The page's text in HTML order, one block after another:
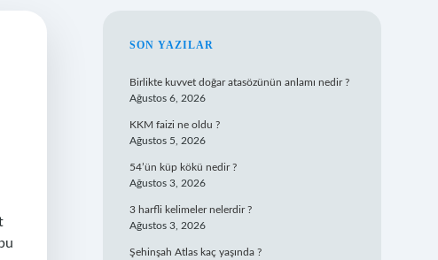
SIDEBAR
SON YAZILAR
Birlikte kuvvet doğar atasözünün anlamı nedir ?
Ağustos 6, 2026
KKM faizi ne oldu ?
Ağustos 5, 2026
54’ün küp kökü nedir ?
Ağustos 3, 2026
3 harfli kelimeler nelerdir ?
Ağustos 3, 2026
Şehinşah Atlas kaç yaşında ?